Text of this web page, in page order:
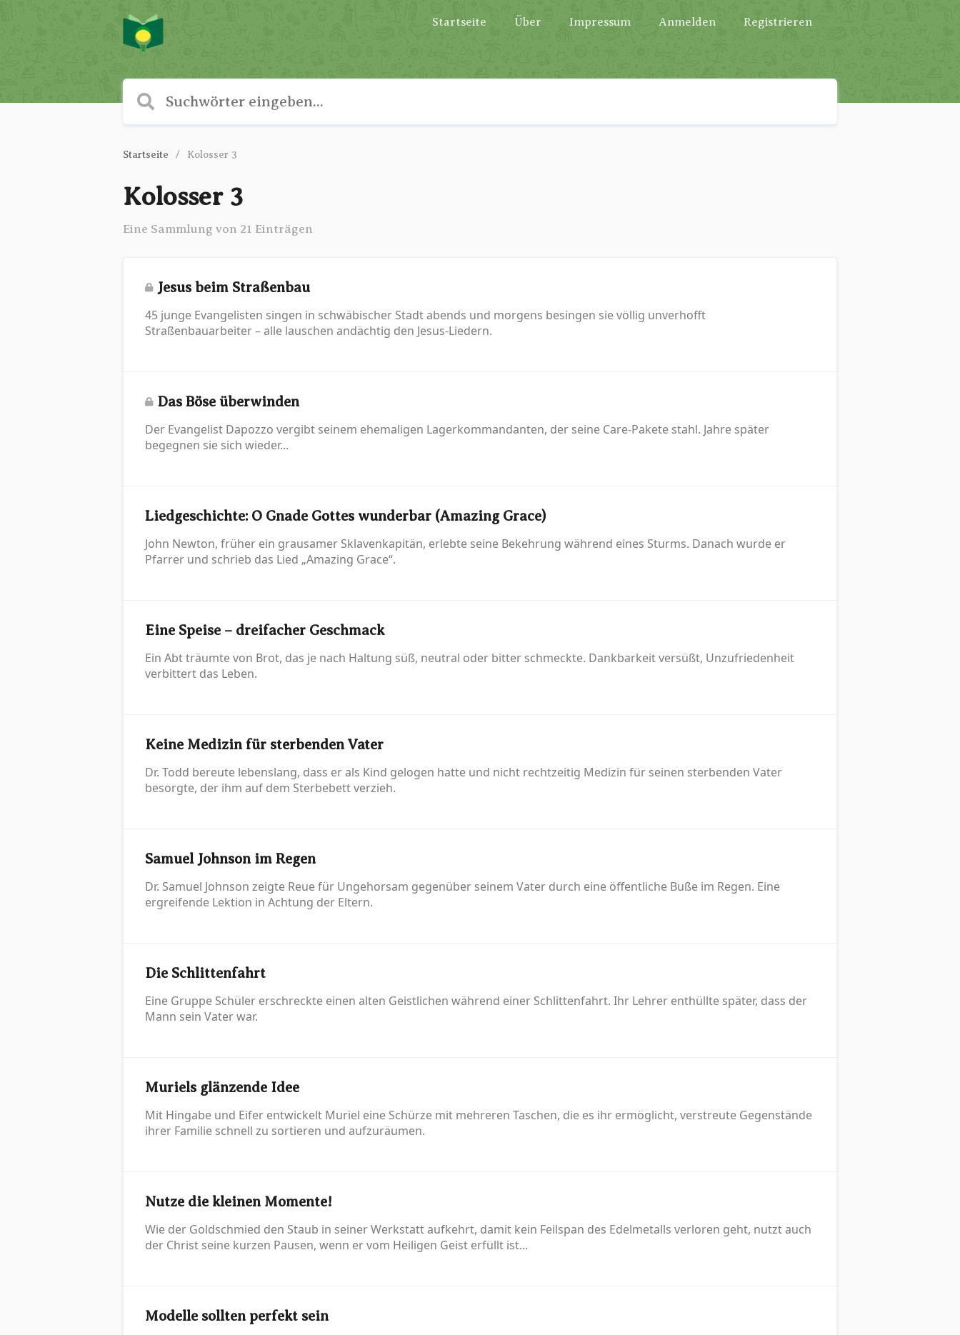
Startseite Über Impressum Anmelden Registrieren
Startseite Kolosser 3
Kolosser 3
Eine Sammlung von 21 Einträgen
Jesus beim Straßenbau
45 junge Evangelisten singen in schwäbischer Stadt abends und morgens besingen sie völlig unverhofft
Straßenbauarbeiter – alle lauschen andächtig den Jesus-Liedern.
Das Böse überwinden
Der Evangelist Dapozzo vergibt seinem ehemaligen Lagerkommandanten, der seine Care-Pakete stahl. Jahre später
begegnen sie sich wieder...
Liedgeschichte: O Gnade Gottes wunderbar (Amazing Grace)
John Newton, früher ein grausamer Sklavenkapitän, erlebte seine Bekehrung während eines Sturms. Danach wurde er
Pfarrer und schrieb das Lied „Amazing Grace“.
Eine Speise – dreifacher Geschmack
Ein Abt träumte von Brot, das je nach Haltung süß, neutral oder bitter schmeckte. Dankbarkeit versüßt, Unzufriedenheit
verbittert das Leben.
Keine Medizin für sterbenden Vater
Dr. Todd bereute lebenslang, dass er als Kind gelogen hatte und nicht rechtzeitig Medizin für seinen sterbenden Vater
besorgte, der ihm auf dem Sterbebett verzieh.
Samuel Johnson im Regen
Dr. Samuel Johnson zeigte Reue für Ungehorsam gegenüber seinem Vater durch eine öffentliche Buße im Regen. Eine
ergreifende Lektion in Achtung der Eltern.
Die Schlittenfahrt
Eine Gruppe Schüler erschreckte einen alten Geistlichen während einer Schlittenfahrt. Ihr Lehrer enthüllte später, dass der
Mann sein Vater war.
Muriels glänzende Idee
Mit Hingabe und Eifer entwickelt Muriel eine Schürze mit mehreren Taschen, die es ihr ermöglicht, verstreute Gegenstände
ihrer Familie schnell zu sortieren und aufzuräumen.
Nutze die kleinen Momente!
Wie der Goldschmied den Staub in seiner Werkstatt aufkehrt, damit kein Feilspan des Edelmetalls verloren geht, nutzt auch
der Christ seine kurzen Pausen, wenn er vom Heiligen Geist erfüllt ist...
Modelle sollten perfekt sein